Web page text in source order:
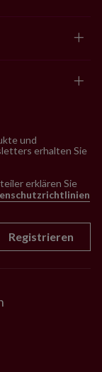
und
erhalten Sie
erklären Sie
Registrieren